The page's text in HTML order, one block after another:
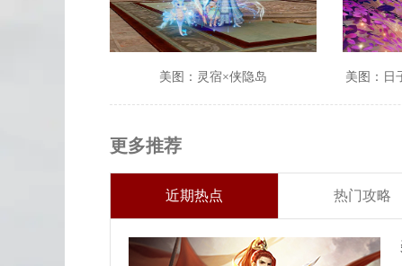
美图：灵宿×侠隐岛 美图：日
更多推荐
近期热点 热门攻略